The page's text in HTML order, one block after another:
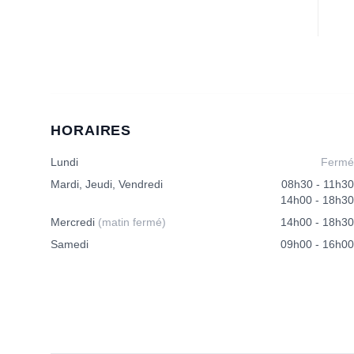
HORAIRES
Lundi
Fermé
Mardi, Jeudi, Vendredi
08h30 - 11h30
14h00 - 18h30
Mercredi (matin fermé)
14h00 - 18h30
Samedi
09h00 - 16h00